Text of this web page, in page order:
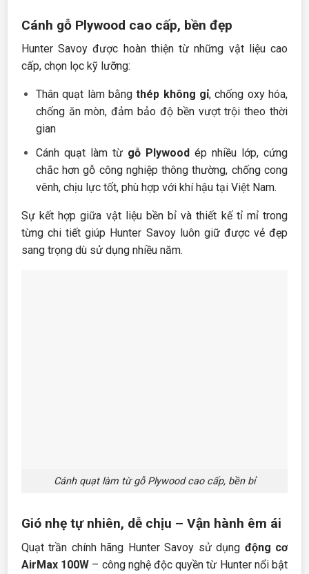
Cánh gỗ Plywood cao cấp, bền đẹp
Hunter Savoy được hoàn thiện từ những vật liệu cao
cấp, chọn lọc kỹ lưỡng:
Thân quạt làm bằngthép không gỉ, chống oxy hóa,
chống ăn mòn, đảm bảo độ bền vượt trội theo thời
gian
Cánh quạt làm từ gỗ Plywoodép nhiều lớp, cứng
chắc hơn gỗ công nghiệp thông thường, chống cong
vênh, chịu lực tốt, phù hợp với khí hậu tại Việt Nam.
Sự kết hợp giữa vật liệu bền bỉ và thiết kế tỉ mỉ trong
từng chi tiết giúp Hunter Savoy luôn giữ được vẻ đẹp
sang trọng dù sử dụng nhiều năm.
Cánh quạt làm từ gỗ Plywood cao cấp, bền bỉ
Gió nhẹ tự nhiên, dễ chịu – Vận hành êm ái
Quạt trần chính hãng Hunter Savoy sử dụng động cơ
AirMax 100W – công nghệ độc quyền từ Hunter nổi bật